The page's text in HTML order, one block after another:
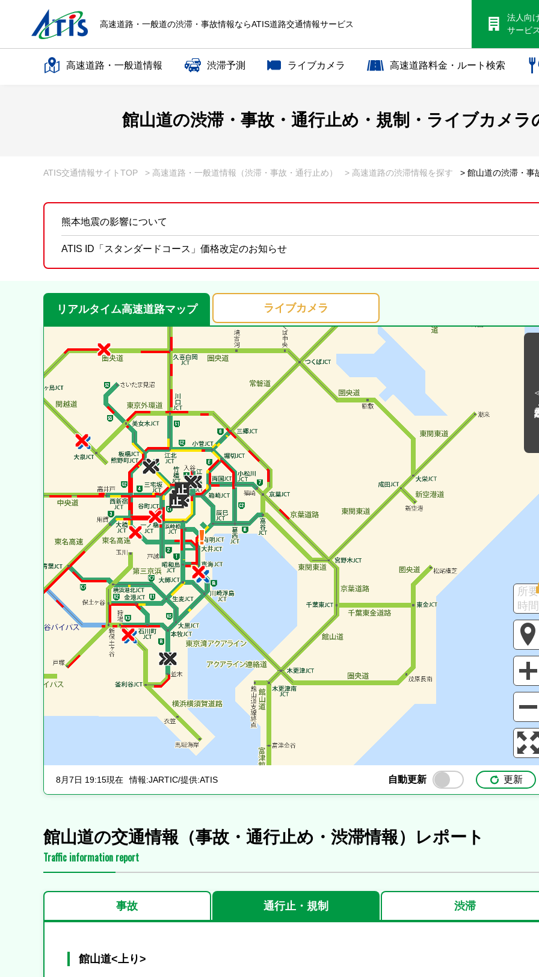
高速道路・一般道の渋滞・事故情報ならATIS道路交通情報サービス
法人向
サービ
高速道路・一般道情報
一般道路名で探す
渋滞予測 ライブカメラ 高速道路料金・ルート検索
館山道の渋滞・事故・通行止め・規制・ライブカメ
ATIS交通情報サイトTOP > 高速道路・一般道情報（渋滞・事故・通行止め） > 高速道路の渋滞情報を探す > 館山道の渋滞・事
熊本地震の影響について
ATIS ID「スタンダードコース」価格改定のお知らせ
リアルタイム高速道路マップ ライブカメラ
所要
時間
8月7日 19:15現在 情報:JARTIC/提供:ATIS 自動更新 更新
館山道の交通情報（事故・通行止め・渋滞情報）レポート
Traffic information report
事故 通行止 ・規制 渋滞
館山道<上り>